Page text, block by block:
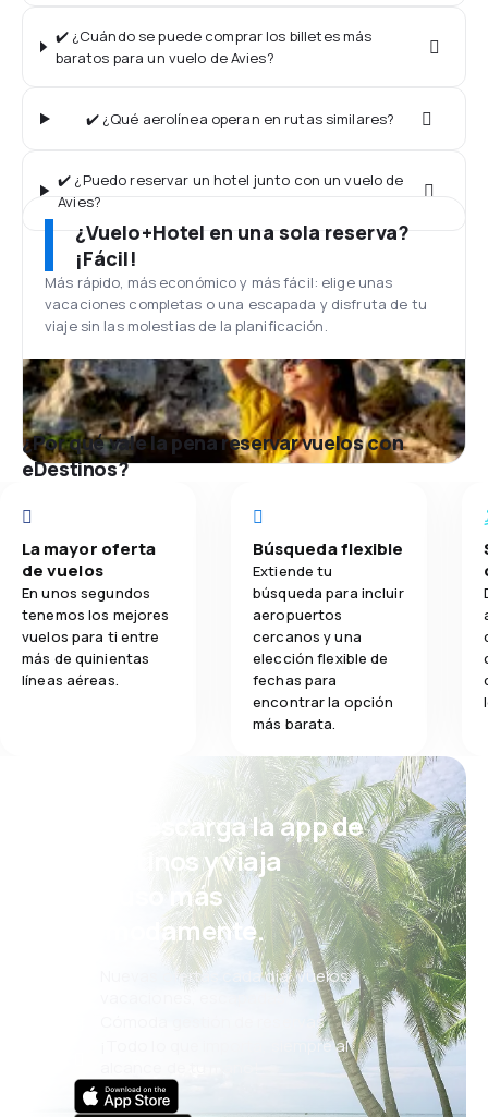
✔️ ¿Cuándo se puede comprar los billetes más
baratos para un vuelo de Avies?
✔️ ¿Qué aerolínea operan en rutas similares?
✔️ ¿Puedo reservar un hotel junto con un vuelo de
Avies?
¿Vuelo+Hotel en una sola reserva?
¡Fácil!
Más rápido, más económico y más fácil: elige unas
vacaciones completas o una escapada y disfruta de tu
viaje sin las molestias de la planificación.
¿Por qué vale la pena reservar vuelos con
eDestinos?
La mayor oferta
de vuelos
En unos segundos
tenemos los mejores
vuelos para ti entre
más de quinientas
líneas aéreas.
Búsqueda flexible
Extiende tu
búsqueda para incluir
aeropuertos
cercanos y una
elección flexible de
fechas para
encontrar la opción
más barata.
¡Eh! Descarga la app de
eDestinos y viaja
incluso más
cómodamente.
Nuevas ofertas cada día: vuelos,
vacaciones, escapadas
Cómoda gestión de reservas
¡Todo lo que importa, siempre al